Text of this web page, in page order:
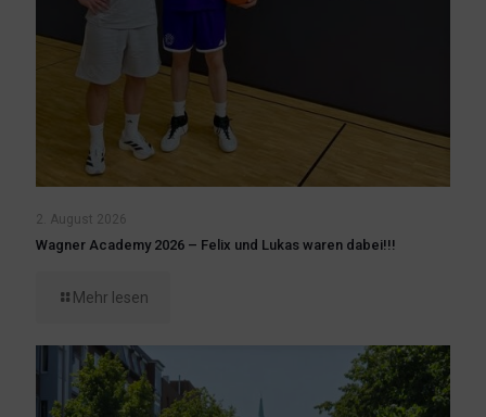
2. August 2026
Wagner Academy 2026 – Felix und Lukas waren dabei!!!
Mehr lesen